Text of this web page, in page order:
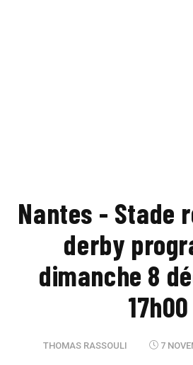
Nantes - Stade
derby
dimanche 8
17h00
THOMAS RASSOULI 7